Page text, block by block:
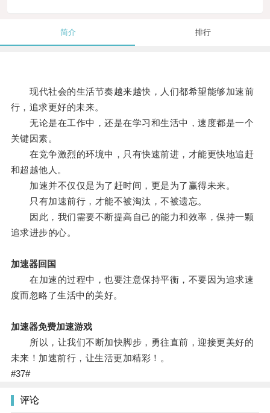
简介 排行
现代社会的生活节奏越来越快，人们都希望能够加速前
行，追求更好的未来。
无论是在工作中，还是在学习和生活中，速度都是一个
关键因素。
在竞争激烈的环境中，只有快速前进，才能更快地追赶
和超越他人。
加速并不仅仅是为了赶时间，更是为了赢得未来。
只有加速前行，才能不被淘汰，不被遗忘。
因此，我们需要不断提高自己的能力和效率，保持一颗
追求进步的心。
加速器回国
在加速的过程中，也要注意保持平衡，不要因为追求速
度而忽略了生活中的美好。
加速器免费加速游戏
所以，让我们不断加快脚步，勇往直前，迎接更美好的
未来！加速前行，让生活更加精彩！。
#37#
评论